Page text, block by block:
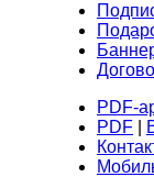
PDF-
PDF